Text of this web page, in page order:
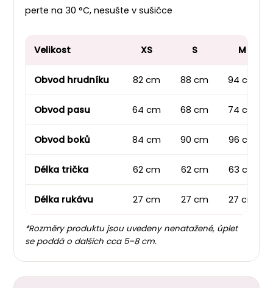
perte na 30 °C, nesušte v sušičce
Velikost XS S M
Obvod hrudníku 82 cm 88 cm 94 cm
Obvod pasu 64 cm 68 cm 74 cm
Obvod boků 84 cm 90 cm 96 cm
Délka trička 62 cm 62 cm 63 cm
Délka rukávu 27 cm 27 cm 27 cm
*Rozměry produktu jsou uvedeny nenatažené, úplet
se poddá o dalších cca 5–8 cm.